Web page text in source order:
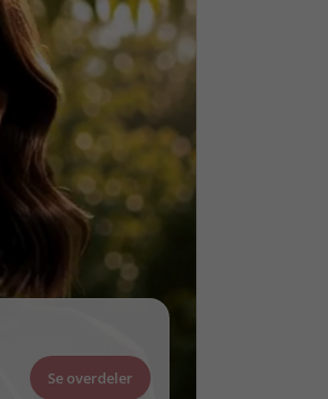
Se overdeler